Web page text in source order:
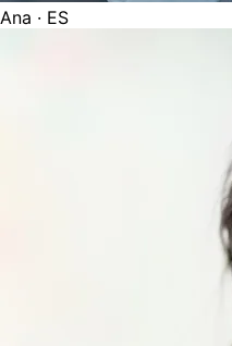
Ana · ES